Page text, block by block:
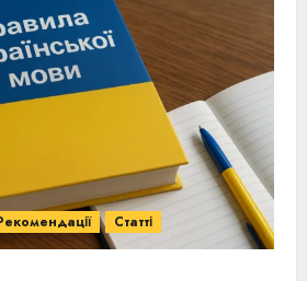
Статті